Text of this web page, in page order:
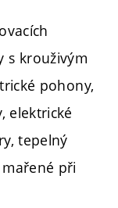
s krouživým
pohony,
elektrické
tepelný
při